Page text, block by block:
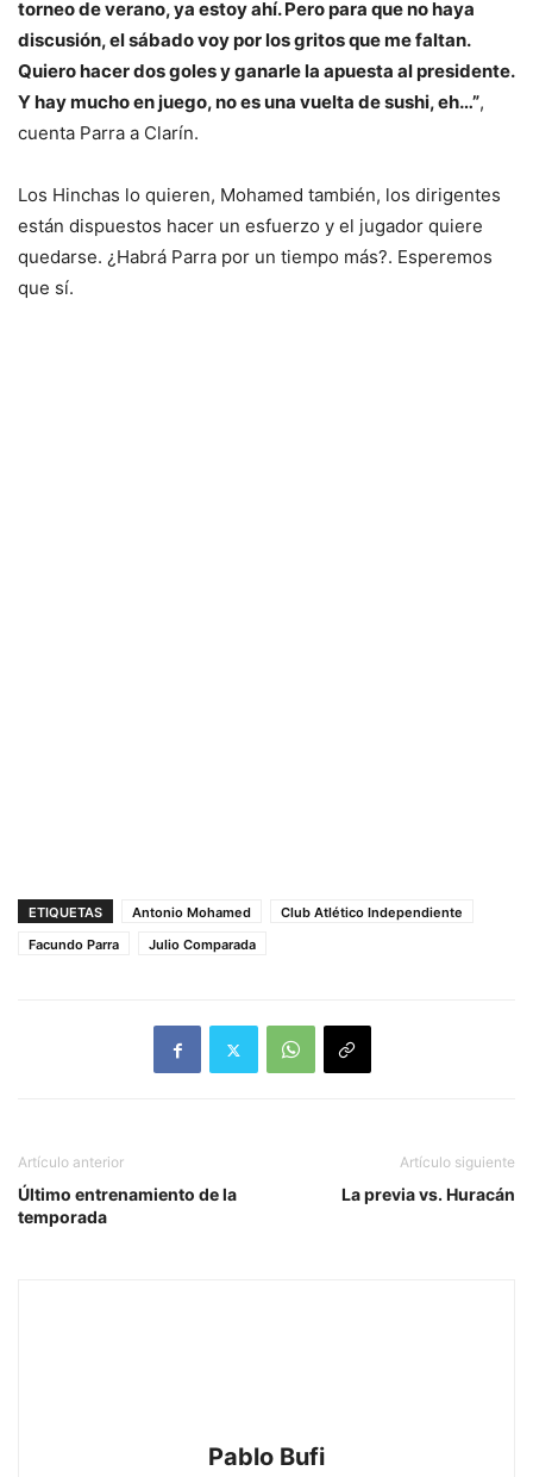
torneo de verano, ya estoy ahí. Pero para que no haya
discusión, el sábado voy por los gritos que me faltan.
Quiero hacer dos goles y ganarle la apuesta al presidente.
Y hay mucho en juego, no es una vuelta de sushi, eh…”,
cuenta Parra a Clarín.
Los Hinchas lo quieren, Mohamed también, los dirigentes
están dispuestos hacer un esfuerzo y el jugador quiere
quedarse. ¿Habrá Parra por un tiempo más?. Esperemos
que sí.
ETIQUETAS Antonio Mohamed
Club Atlético Independiente
Facundo Parra
Julio Comparada
Artículo anterior
Último entrenamiento de la
temporada
Artículo siguiente
La previa vs. Huracán
Pablo Bufi